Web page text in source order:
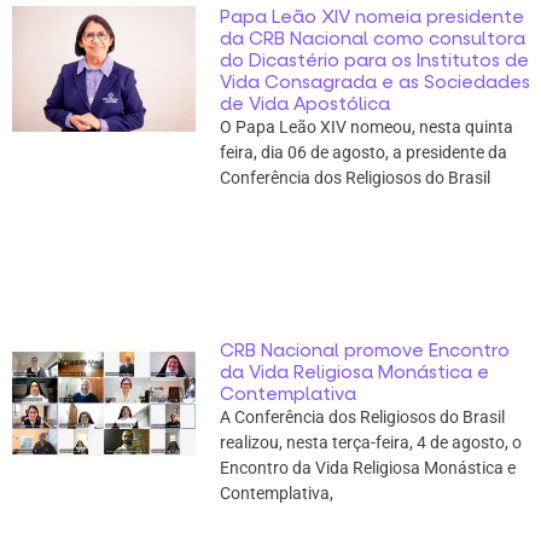
Papa Leão XIV nomeia presidente
da CRB Nacional como consultora
do Dicastério para os Institutos de
Vida Consagrada e as Sociedades
de Vida Apostólica
O Papa Leão XIV nomeou, nesta quinta
feira, dia 06 de agosto, a presidente da
Conferência dos Religiosos do Brasil
CRB Nacional promove Encontro
da Vida Religiosa Monástica e
Contemplativa
A Conferência dos Religiosos do Brasil
realizou, nesta terça-feira, 4 de agosto, o
Encontro da Vida Religiosa Monástica e
Contemplativa,